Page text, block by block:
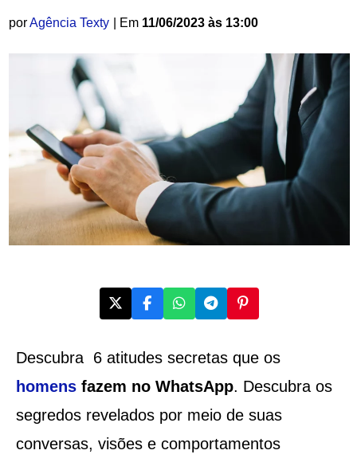
porAgência Texty | Em 11/06/2023 às 13:00
Descubra 6 atitudes secretas que os
homensfazem no WhatsApp. Descubra os
segredos revelados por meio de suas
conversas, visões e comportamentos